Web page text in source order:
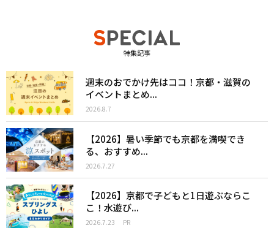
特集記事
週末のおでかけ先はココ！京都・滋賀の
イベントまとめ...
2026.8.7
【2026】暑い季節でも京都を満喫でき
る、おすすめ...
2026.7.27
【2026】京都で子どもと1日遊ぶならこ
こ！水遊び...
2026.7.23 PR